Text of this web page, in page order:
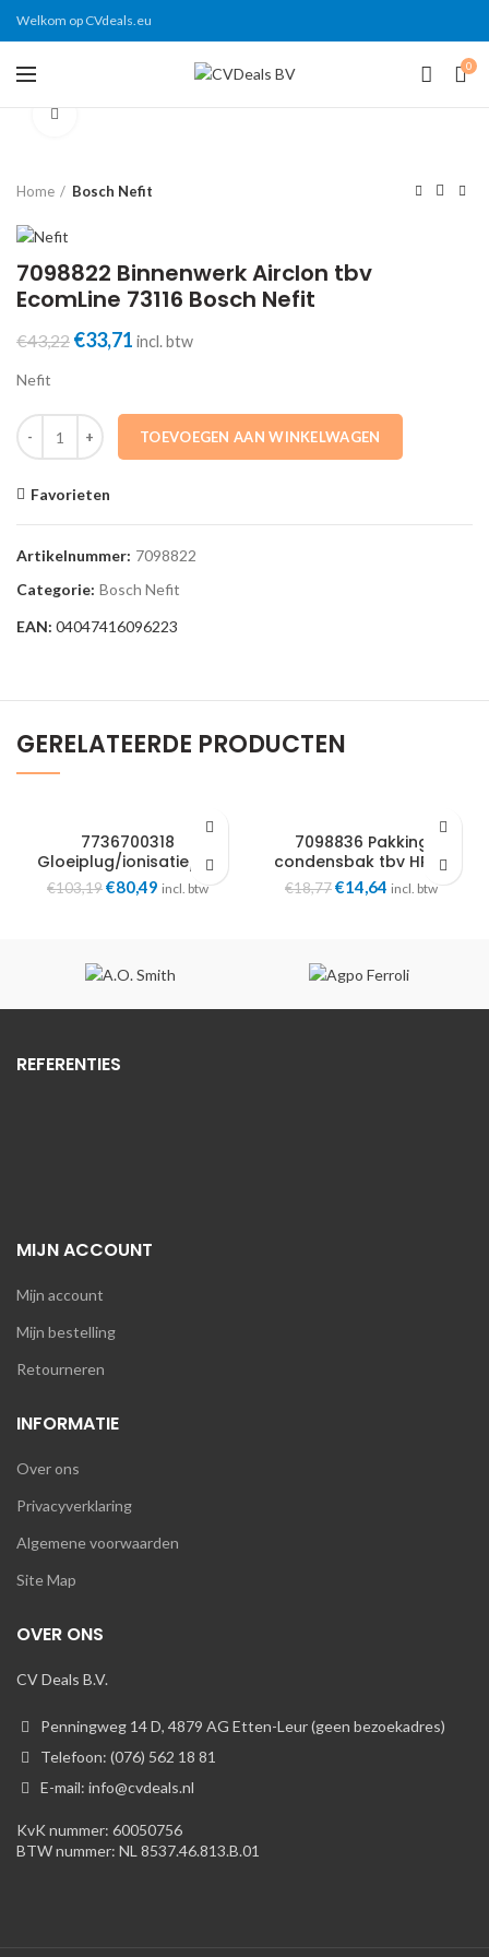
Welkom op CVdeals.eu
0
Home Bosch Nefit
7098822 Binnenwerk Airclon tbv
EcomLine 73116 Bosch Nefit
€43,22 Oorspronkelijke
€43,22.
€33,71Huidige
€33,71.
incl. btw
Nefit
7098822 Binnenwerk Airclon tbv EcomLine 73116 Bosch Nefit aantal
TOEVOEGEN AAN WINKELWAGEN
Favorieten
Artikelnummer: 7098822
Categorie: Bosch Nefit
EAN: 04047416096223
GERELATEERDE PRODUCTEN
7736700318
Gloeiplug/ionisatiepen
set 15/45kW 8718600154
Bosch Nefit
€103,19Oorspronkelijke
€80,49 Huidige
incl. btw
7098836 Pakking
condensbak tbv HR30
73458 Bosch Nefit
€18,77Oorspronkelijke
€14,64 Huidige
incl. btw
REFERENTIES
MIJN ACCOUNT
Mijn account
Mijn bestelling
Retourneren
INFORMATIE
Over ons
Privacyverklaring
Algemene voorwaarden
Site Map
OVER ONS
CV Deals B.V.
Penningweg 14 D, 4879 AG Etten-Leur (geen bezoekadres)
Telefoon: (076) 562 18 81
E-mail: info@cvdeals.nl
KvK nummer: 60050756
BTW nummer: NL 8537.46.813.B.01